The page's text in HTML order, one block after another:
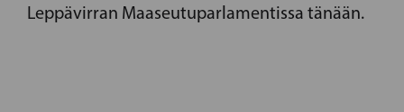
Leppävirran Maaseutuparlamentissa tänään.